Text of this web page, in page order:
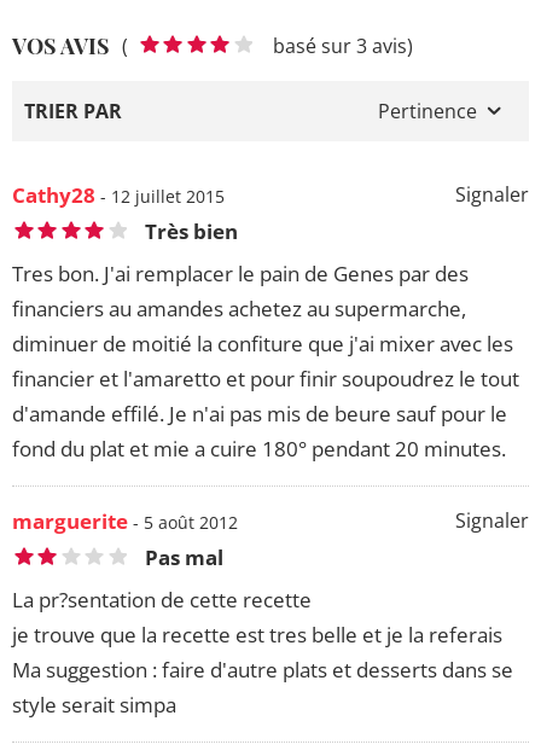
VOS AVIS ( basé sur 3 avis)
TRIER PAR Pertinence
Signaler
Cathy28 - 12 juillet 2015
Très bien
Tres bon. J'ai remplacer le pain de Genes par des
financiers au amandes achetez au supermarche,
diminuer de moitié la confiture que j'ai mixer avec les
financier et l'amaretto et pour finir soupoudrez le tout
d'amande effilé. Je n'ai pas mis de beure sauf pour le
fond du plat et mie a cuire 180° pendant 20 minutes.
Signaler
marguerite - 5 août 2012
Pas mal
La pr?sentation de cette recette
je trouve que la recette est tres belle et je la referais
Ma suggestion : faire d'autre plats et desserts dans se
style serait simpa